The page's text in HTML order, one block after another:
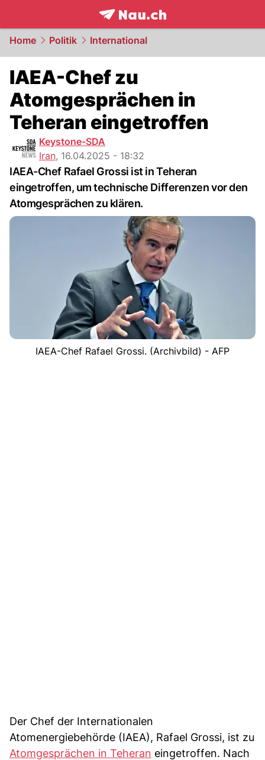
frontpage.NAU.ch
Home Politik International
IAEA-Chef zu
Atomgesprächen in
Teheran eingetroffen
Keystone-SDA
Iran, 16.04.2025 - 18:32
IAEA-Chef Rafael Grossi ist in Teheran
eingetroffen, um technische Differenzen vor den
Atomgesprächen zu klären.
IAEA-Chef Rafael Grossi. (Archivbild) - AFP
Der Chef der Internationalen
Atomenergiebehörde (IAEA), Rafael Grossi, ist zu
Atomgesprächen in Teheran eingetroffen. Nach